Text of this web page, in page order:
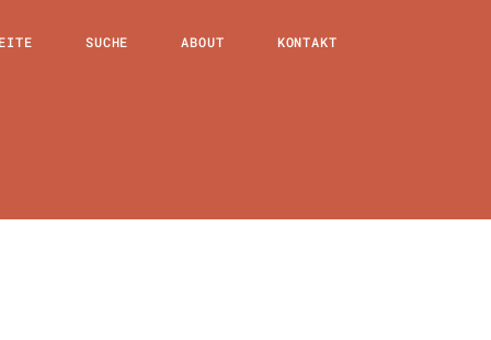
SUCHE ABOUT KONTAKT